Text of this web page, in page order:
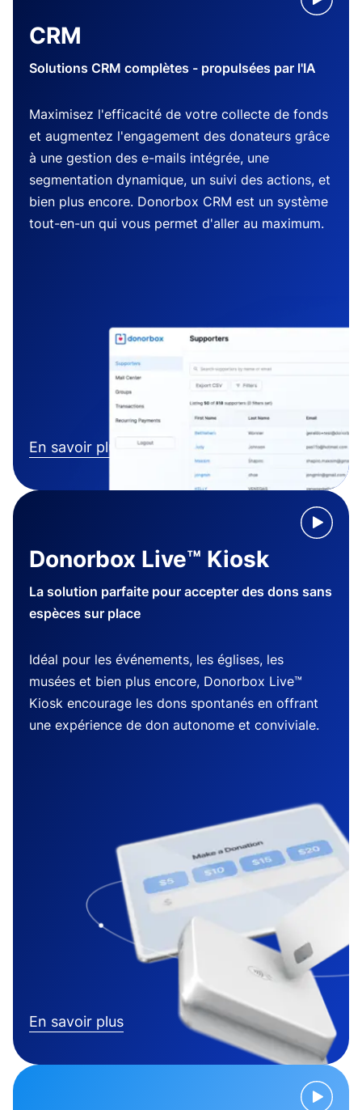
CRM
Solutions CRM complètes - propulsées par l'IA
Maximisez l'efficacité de votre collecte de fonds
et augmentez l'engagement des donateurs grâce
à une gestion des e-mails intégrée, une
segmentation dynamique, un suivi des actions, et
bien plus encore. Donorbox CRM est un système
tout-en-un qui vous permet d'aller au maximum.
En savoir plus
Donorbox Live™ Kiosk
La solution parfaite pour accepter des dons sans
espèces sur place
Idéal pour les événements, les églises, les
musées et bien plus encore, Donorbox Live™
Kiosk encourage les dons spontanés en offrant
une expérience de don autonome et conviviale.
En savoir plus